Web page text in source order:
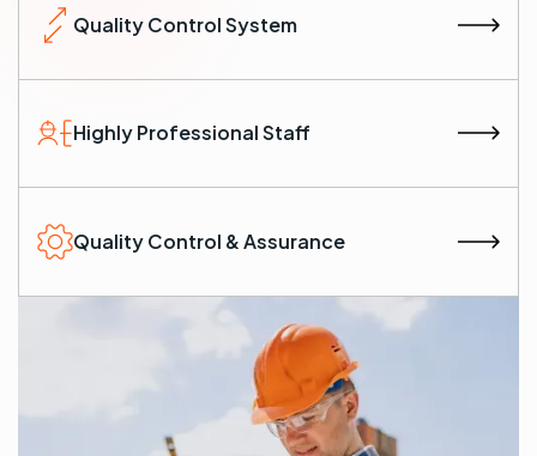
Quality Control System
Highly Professional Staff
Quality Control & Assurance